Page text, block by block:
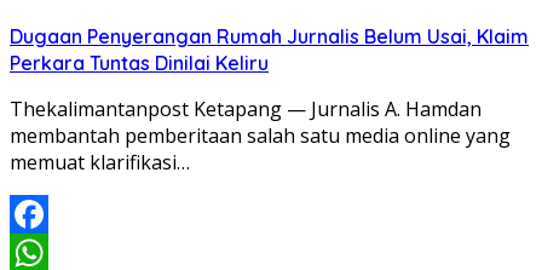
Dugaan Penyerangan Rumah Jurnalis Belum Usai, Klaim
Perkara Tuntas Dinilai Keliru
Thekalimantanpost Ketapang — Jurnalis A. Hamdan
membantah pemberitaan salah satu media online yang
memuat klarifikasi…
Facebook